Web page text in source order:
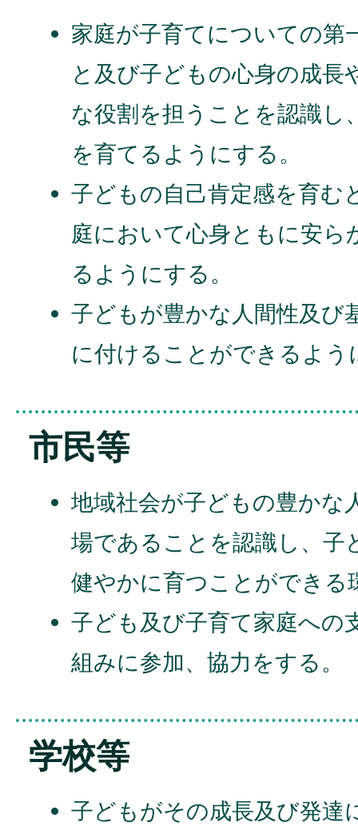
家庭が子育てについての第
と及び子どもの心身の成長
な役割を担うことを認識し
を育てるようにする。
子どもの自己肯定感を育む
庭において心身ともに安
るようにする。
子どもが豊かな人間性及び
に付けることができるよう
市民等
地域社会が子どもの豊かな
場であることを認識し、子
健やかに育つことができる
子ども及び子育て家庭への
組みに参加、協力をする。
学校等
子どもがその成長及び発達